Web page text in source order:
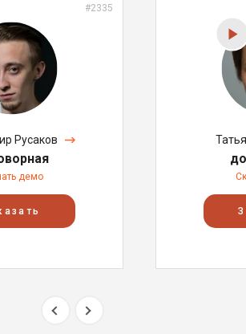
#2335
Русаков
демо